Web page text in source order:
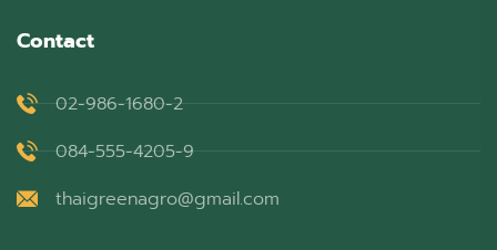
Contact
02-986-1680-2
084-555-4205-9
thaigreenagro@gmail.com